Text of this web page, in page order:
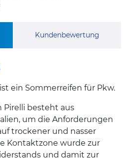
Kundenbewertung
ein Sommerreifen für Pkw.
Pirelli besteht aus
um die Anforderungen
trockener und nasser
Kontaktzone wurde zur
und damit zur